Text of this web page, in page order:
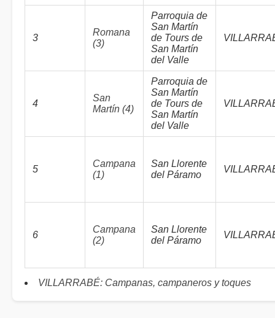
3
Romana
(3)
Parroquia de
San Martín
de Tours de
San Martín
del Valle
4
San
Martín (4)
Parroquia de
San Martín
de Tours de
San Martín
del Valle
5
Campana
(1)
San Llorente
del Páramo
6
Campana
(2)
San Llorente
del Páramo
VILLARRABÉ: Campanas, campaneros y toques